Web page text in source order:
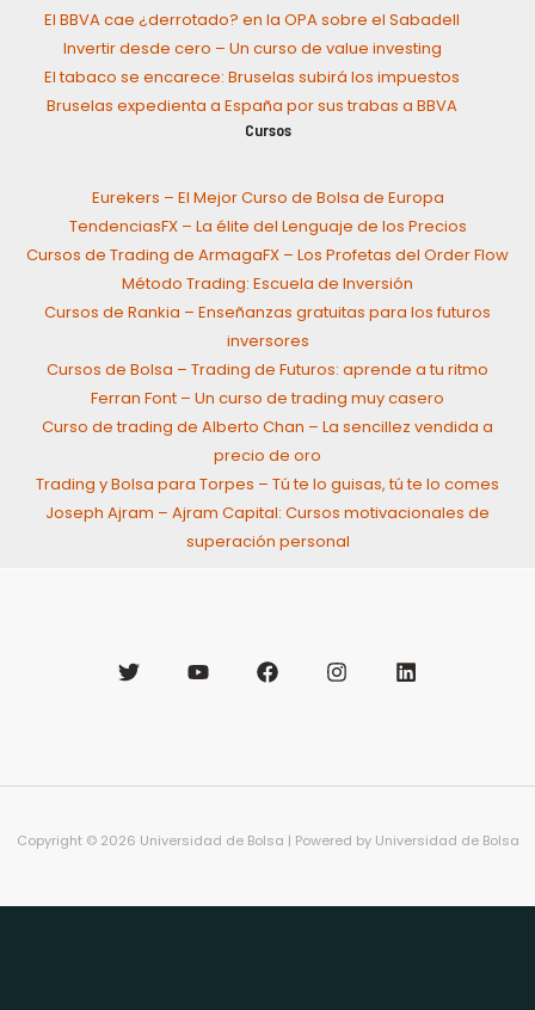
El BBVA cae ¿derrotado? en la OPA sobre el Sabadell
Invertir desde cero – Un curso de value investing
El tabaco se encarece: Bruselas subirá los impuestos
Bruselas expedienta a España por sus trabas a BBVA
Cursos
Eurekers – El Mejor Curso de Bolsa de Europa
TendenciasFX – La élite del Lenguaje de los Precios
Cursos de Trading de ArmagaFX – Los Profetas del Order Flow
Método Trading: Escuela de Inversión
Cursos de Rankia – Enseñanzas gratuitas para los futuros
inversores
Cursos de Bolsa – Trading de Futuros: aprende a tu ritmo
Ferran Font – Un curso de trading muy casero
Curso de trading de Alberto Chan – La sencillez vendida a
precio de oro
Trading y Bolsa para Torpes – Tú te lo guisas, tú te lo comes
Joseph Ajram – Ajram Capital: Cursos motivacionales de
superación personal
Copyright © 2026 Universidad de Bolsa | Powered by Universidad de Bolsa